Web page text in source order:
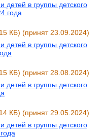
детей в группы детского
года
КБ) (принят 23.09.2024)
детей в группы детского
КБ) (принят 28.08.2024)
детей в группы детского
КБ) (принят 29.05.2024)
детей в группы детского